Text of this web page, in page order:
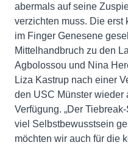
abermals auf seine
verzichten muss. Die
im Finger Genesene
Mittelhandbruch zu den
Agbolossou und Nina
Liza Kastrup nach einer
den USC Münster
Verfügung. „Der
viel Selbstbewusstsein
möchten wir auch für die